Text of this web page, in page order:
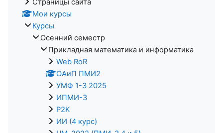
Страницы сайта
Мои курсы
Курсы
Осенний семестр
Прикладная математика и информатика
Web RoR
ОАиП ПМИ2
УМФ 1-3 2025
ИПМИ-3
P2K
ИИ (4 курс)